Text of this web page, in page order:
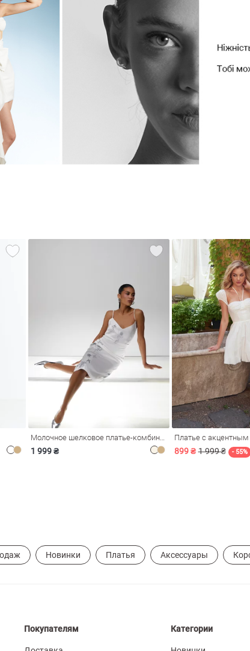
1 999 ₴
Платье с
899 ₴ 1 999 ₴ - 55%
Новинки Платья Аксессуары
Покупателям Категории